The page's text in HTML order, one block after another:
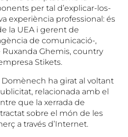
per tal d’explicar-los-
experiència professional: és
la UEA i gerent de
de comunicació-,
Ghemis, country
Stikets.
ha girat al voltant
relacionada amb el
que la xerrada de
sobre el món de les
a través d’Internet.